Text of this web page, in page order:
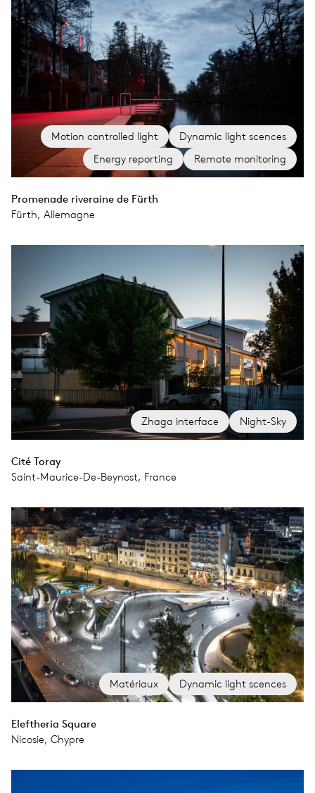
Energy reporting Remote monitoring
Motion controlled light Dynamic light scences
Promenade riveraine de Fürth
Fürth, Allemagne
Zhaga interface Night-Sky
Cité Toray
Saint-Maurice-De-Beynost, France
Matériaux Dynamic light scences
Eleftheria Square
Nicosie, Chypre